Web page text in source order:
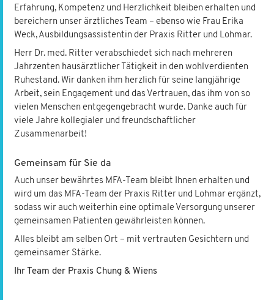
Erfahrung, Kompetenz und Herzlichkeit bleiben erhalten und
bereichern unser ärztliches Team – ebenso wie Frau Erika
Weck, Ausbildungsassistentin der Praxis Ritter und Lohmar.
Herr Dr. med. Ritter verabschiedet sich nach mehreren
Jahrzenten hausärztlicher Tätigkeit in den wohlverdienten
Ruhestand. Wir danken ihm herzlich für seine langjährige
Arbeit, sein Engagement und das Vertrauen, das ihm von so
vielen Menschen entgegengebracht wurde. Danke auch für
viele Jahre kollegialer und freundschaftlicher
Zusammenarbeit!
Gemeinsam für Sie da
Auch unser bewährtes MFA-Team bleibt Ihnen erhalten und
wird um das MFA-Team der Praxis Ritter und Lohmar ergänzt,
sodass wir auch weiterhin eine optimale Versorgung unserer
gemeinsamen Patienten gewährleisten können.
Alles bleibt am selben Ort – mit vertrauten Gesichtern und
gemeinsamer Stärke.
Ihr Team der Praxis Chung & Wiens